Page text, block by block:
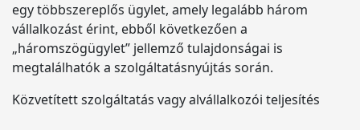
egy többszereplős ügylet, amely legalább három
vállalkozást érint, ebből következően a
„háromszögügylet” jellemző tulajdonságai is
megtalálhatók a szolgáltatásnyújtás során.
Közvetített szolgáltatás vagy alvállalkozói teljesítés